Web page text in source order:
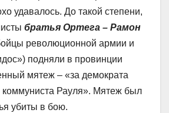
удавалось. До такой степени,
братья Ортега – Рамон
революционной армии и
подняли в провинции
мятеж – «за демократа
коммуниста Рауля». Мятеж был
убиты в бою.